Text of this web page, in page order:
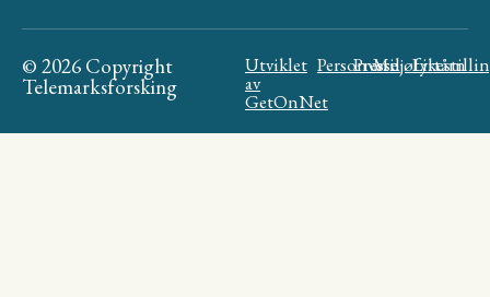
© 2026 Copyright
Telemarksforsking
Utviklet
av
GetOnNet
Personvern
Presse
Miljøfyrtårn